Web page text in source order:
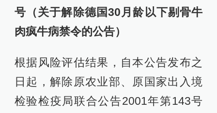
号（关于解除德国30月龄以下剔骨牛
肉疯牛病禁令的公告）
根据风险评估结果，自本公告发布之
日起，解除原农业部、原国家出入境
检验检疫局联合公告2001年第143号